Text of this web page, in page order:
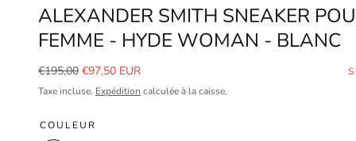
une
fenêtre
modale
ALEXANDER SMITH SNEAKER
FEMME - HYDE WOMAN - BLANC
Prix
régulier
€195,00 Prix
de
€97,50 EUR
Taxe incluse. Expédition calculée à la caisse.
COULEUR